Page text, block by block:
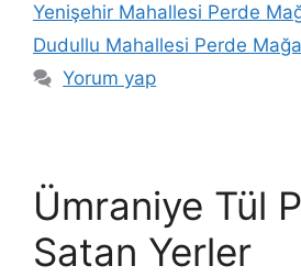
Yenişehir Mahallesi Perde
Dudullu Mahallesi Perde
Yorum yap
Ümraniye Tül
Satan Yerler